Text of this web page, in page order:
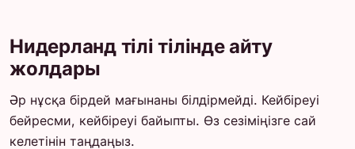
Нидерланд тілі тілінде айту
жолдары
Әр нұсқа бірдей мағынаны білдірмейді. Кейбіреуі
бейресми, кейбіреуі байыпты. Өз сезіміңізге сай
келетінін таңдаңыз.